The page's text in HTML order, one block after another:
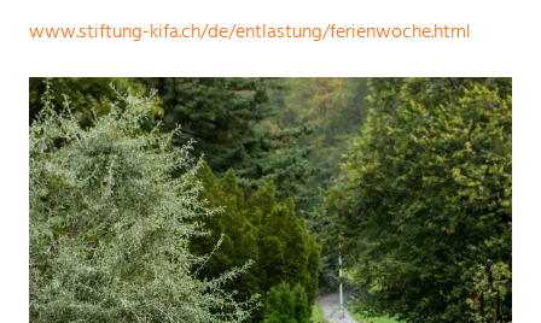
www.stiftung-kifa.ch/de/entlastung/ferienwoche.html